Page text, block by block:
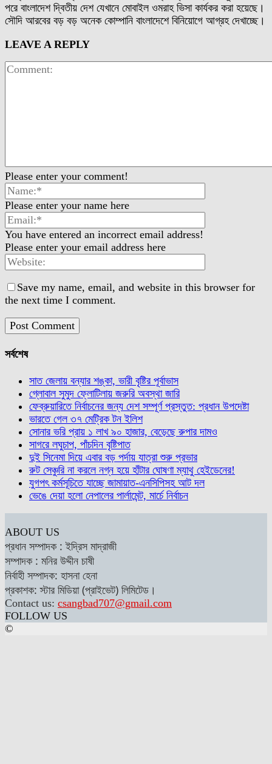
পরে বাংলাদেশ দ্বিতীয় দেশ যেখানে মোবাইল ওমরাহ ভিসা কার্যকর করা হয়েছে।
সৌদি আরবের বড় বড় অনেক কোম্পানি বাংলাদেশে বিনিয়োগে আগ্রহ দেখাচ্ছে।
LEAVE A REPLY
Please enter your comment!
Please enter your name here
You have entered an incorrect email address!
Please enter your email address here
Save my name, email, and website in this browser for
the next time I comment.
সর্বশেষ
সাত জেলায় বন্যার শঙ্কা, ভারী বৃষ্টির পূর্বাভাস
গ্লোবাল সুমুদ ফ্লোটিলায় জরুরি অবস্থা জারি
ফেব্রুয়ারিতে নির্বাচনের জন্য দেশ সম্পূর্ণ প্রস্তুত: প্রধান উপদেষ্টা
ভারতে গেল ৩৭ মেট্রিক টন ইলিশ
সোনার ভরি প্রায় ১ লাখ ৯০ হাজার, বেড়েছে রুপার দামও
সাগরে লঘুচাপ, পাঁচদিন বৃষ্টিপাত
দুই সিনেমা দিয়ে এবার বড় পর্দায় যাত্রা শুরু প্রভার
রুট সেঞ্চুরি না করলে নগ্ন হয়ে হাঁটার ঘোষণা ম্যাথু হেইডেনের!
যুগপৎ কর্মসূচিতে যাচ্ছে জামায়াত-এনসিপিসহ আট দল
ভেঙে দেয়া হলো নেপালের পার্লামেন্ট, মার্চে নির্বাচন
ABOUT US
প্রধান সম্পাদক : ইদ্রিস মাদ্রাজী
সম্পাদক : মনির উদ্দীন চাষী
নির্বাহী সম্পাদক: হাসনা হেনা
প্রকাশক: স্টার মিডিয়া (প্রাইভেট) লিমিটেড।
Contact us: csangbad707@gmail.com
FOLLOW US
©